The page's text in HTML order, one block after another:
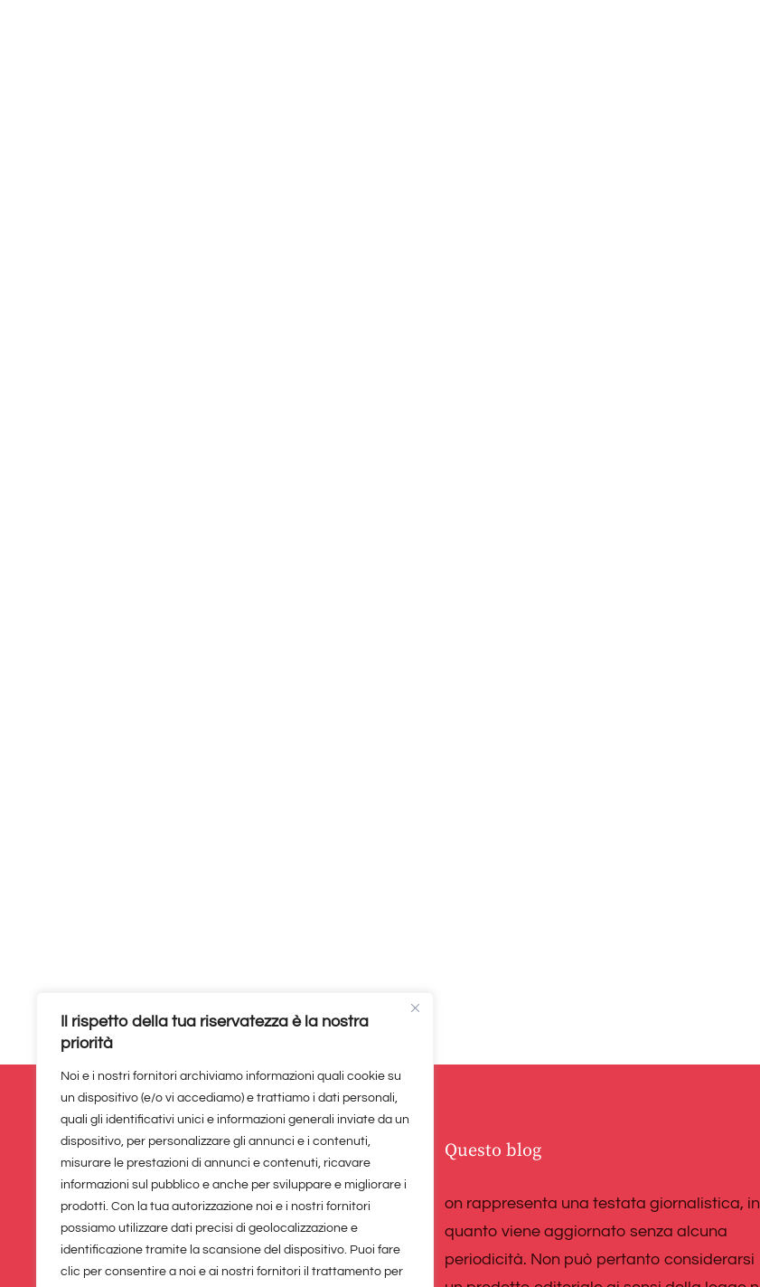
Il rispetto della tua riservatezza è la nostra
priorità
Noi e i nostri fornitori archiviamo informazioni quali cookie su
un dispositivo (e/o vi accediamo) e trattiamo i dati personali,
quali gli identificativi unici e informazioni generali inviate da un
dispositivo, per personalizzare gli annunci e i contenuti,
misurare le prestazioni di annunci e contenuti, ricavare
informazioni sul pubblico e anche per sviluppare e migliorare i
prodotti. Con la tua autorizzazione noi e i nostri fornitori
possiamo utilizzare dati precisi di geolocalizzazione e
identificazione tramite la scansione del dispositivo. Puoi fare
clic per consentire a noi e ai nostri fornitori il trattamento per
Immagini del blog
Alcune fotografie presenti nel sito sono di
Divertimenti per bambini, alcune sono state
acquistate. Altre sono state generate con
Questo blog
on rappresenta una testata giornalistica, in
quanto viene aggiornato senza alcuna
periodicità. Non può pertanto considerarsi